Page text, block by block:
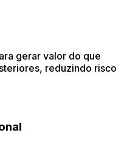
gerar valor do que
reduzindo risco